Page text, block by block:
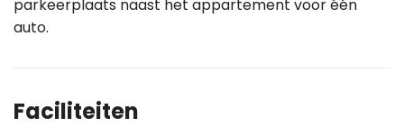
parkeerplaats naast het appartement voor één
auto.
Faciliteiten